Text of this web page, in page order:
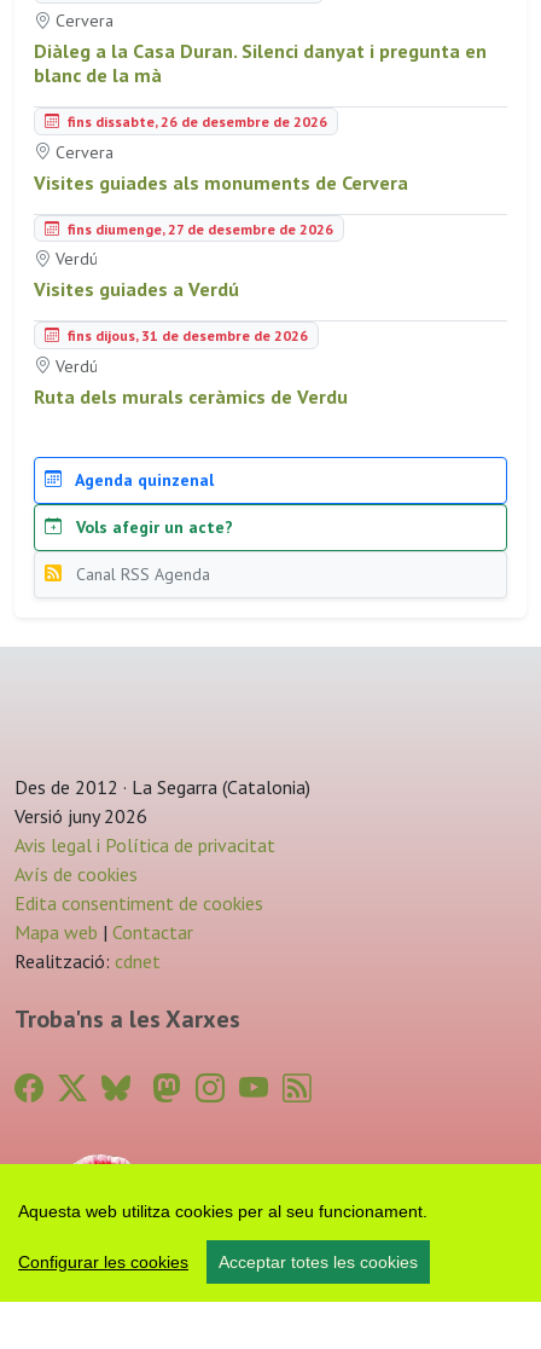
Aquesta web utilitza cookies per al seu funcionament.
Configurar les cookies Acceptar totes les cookies
Cervera
Diàleg a la Casa Duran. Silenci danyat i pregunta en
blanc de la mà
fins dissabte, 26 de desembre de 2026
Cervera
Visites guiades als monuments de Cervera
fins diumenge, 27 de desembre de 2026
Verdú
Visites guiades a Verdú
fins dijous, 31 de desembre de 2026
Verdú
Ruta dels murals ceràmics de Verdu
Agenda quinzenal
Vols afegir un acte?
Canal RSS Agenda
Des de 2012 · La Segarra (Catalonia)
Versió juny 2026
Avis legal i Política de privacitat
Avís de cookies
Edita consentiment de cookies
Mapa web | Contactar
Realització: cdnet
Troba'ns a les Xarxes